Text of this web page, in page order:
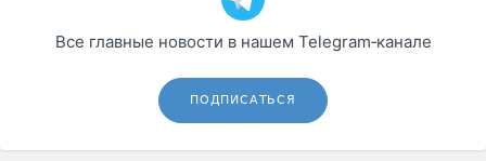
Все главные новости в нашем Telegram‑канале
ПОДПИСАТЬСЯ